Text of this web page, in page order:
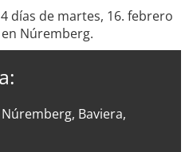
días de martes, 16. febrero
Núremberg.
Baviera,